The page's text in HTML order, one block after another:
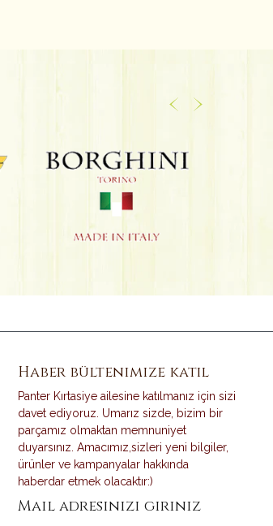
Haber bültenimize katıl
Panter Kırtasiye ailesine katılmanız için sizi
davet ediyoruz. Umarız sizde, bizim bir
parçamız olmaktan memnuniyet
duyarsınız. Amacımız,sizleri yeni bilgiler,
ürünler ve kampanyalar hakkında
haberdar etmek olacaktır:)
Mail adresinizi giriniz